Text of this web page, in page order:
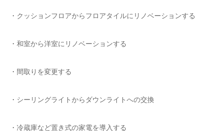
・クッションフロアからフロアタイルにリノベーションする
・和室から洋室にリノベーションする
・間取りを変更する
・シーリングライトからダウンライトへの交換
・冷蔵庫など置き式の家電を導入する